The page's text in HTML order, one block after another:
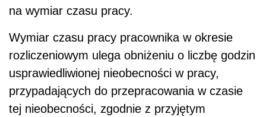
na wymiar czasu pracy.
Wymiar czasu pracy pracownika w okresie
rozliczeniowym ulega obniżeniu o liczbę godzin
usprawiedliwionej nieobecności w pracy,
przypadających do przepracowania w czasie
tej nieobecności, zgodnie z przyjętym